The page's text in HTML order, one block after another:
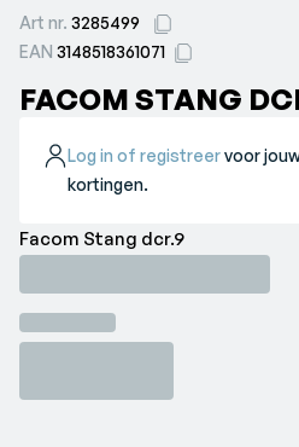
Art nr. 3285499
EAN 3148518361071
FACOM STANG
Log in of registreervoor
kortingen.
Facom Stang dcr.9